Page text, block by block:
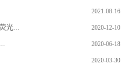
2021-08-16
光... 2020-12-10
2020-06-18
2020-03-30